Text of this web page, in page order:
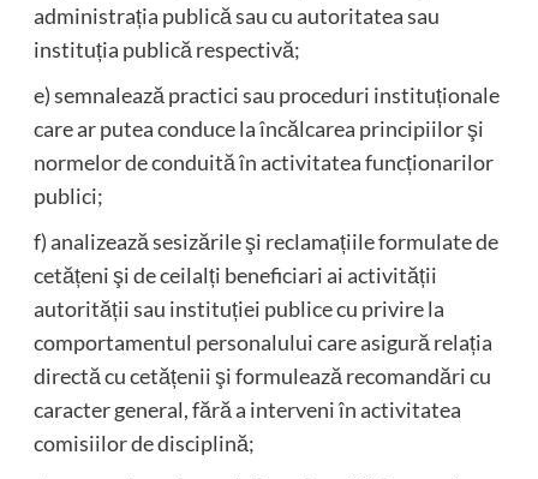
administrația publică sau cu autoritatea sau
instituția publică respectivă;
e) semnalează practici sau proceduri instituționale
care ar putea conduce la încălcarea principiilor şi
normelor de conduită în activitatea funcționarilor
publici;
f) analizează sesizările şi reclamațiile formulate de
cetățeni şi de ceilalți beneficiari ai activității
autorității sau instituției publice cu privire la
comportamentul personalului care asigură relația
directă cu cetățenii şi formulează recomandări cu
caracter general, fără a interveni în activitatea
comisiilor de disciplină;